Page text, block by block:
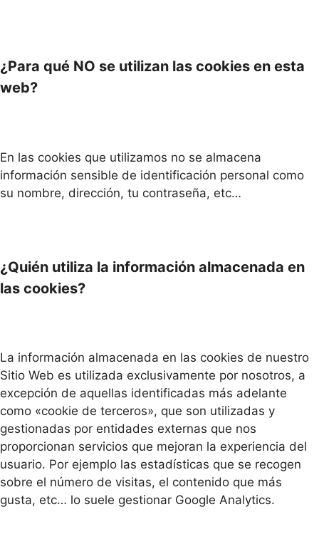
¿Para qué NO se utilizan las cookies en esta
web?
En las cookies que utilizamos no se almacena
información sensible de identificación personal como
su nombre, dirección, tu contraseña, etc…
¿Quién utiliza la información almacenada en
las cookies?
La información almacenada en las cookies de nuestro
Sitio Web es utilizada exclusivamente por nosotros, a
excepción de aquellas identificadas más adelante
como «cookie de terceros», que son utilizadas y
gestionadas por entidades externas que nos
proporcionan servicios que mejoran la experiencia del
usuario. Por ejemplo las estadísticas que se recogen
sobre el número de visitas, el contenido que más
gusta, etc… lo suele gestionar Google Analytics.